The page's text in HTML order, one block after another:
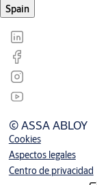
Spain
© ASSA ABLOY
Cookies
Aspectos legales
Centro de privacidad